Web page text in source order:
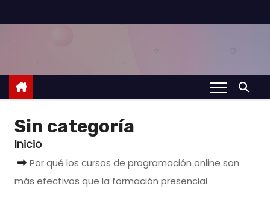
a
r
Sin categoría
Inicio
Por qué los cursos de programación online son
más efectivos que la formación presencial